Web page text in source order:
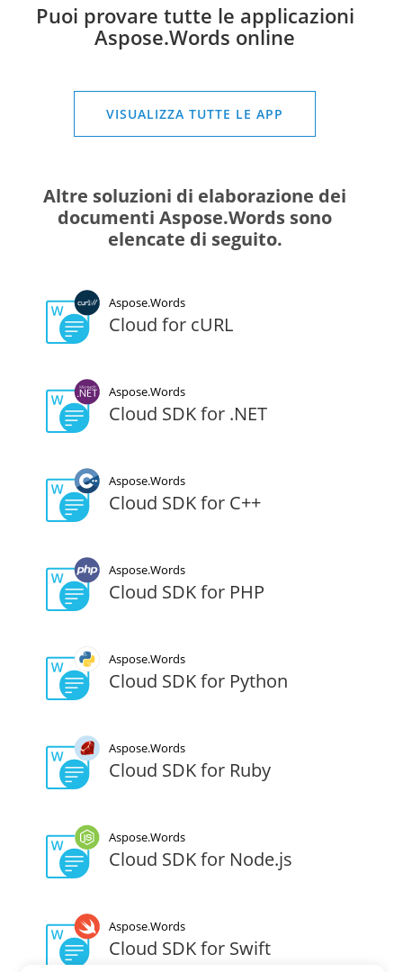
Puoi provare tutte le applicazioni
Aspose.Words online
VISUALIZZA TUTTE LE APP
Altre soluzioni di elaborazione dei
documenti Aspose.Words sono
elencate di seguito.
Aspose.Words
Cloud for cURL
Aspose.Words
Cloud SDK for .NET
Aspose.Words
Cloud SDK for C++
Aspose.Words
Cloud SDK for PHP
Aspose.Words
Cloud SDK for Python
Aspose.Words
Cloud SDK for Ruby
Aspose.Words
Cloud SDK for Node.js
Aspose.Words
Cloud SDK for Swift